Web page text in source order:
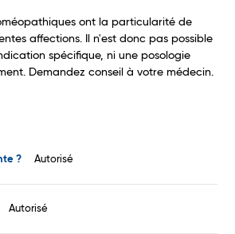
ont la particularité de
affections. Il n'est donc pas possible
spécifique, ni une posologie
Demandez conseil à votre médecin.
? Autorisé
Autorisé